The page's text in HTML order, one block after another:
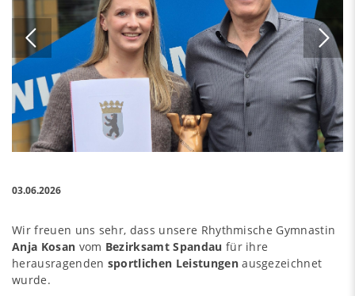
03.06.2026
Wir freuen uns sehr, dass unsere Rhythmische Gymnastin
Anja Kosan vom Bezirksamt Spandau für ihre
herausragenden sportlichen Leistungenausgezeichnet
wurde.